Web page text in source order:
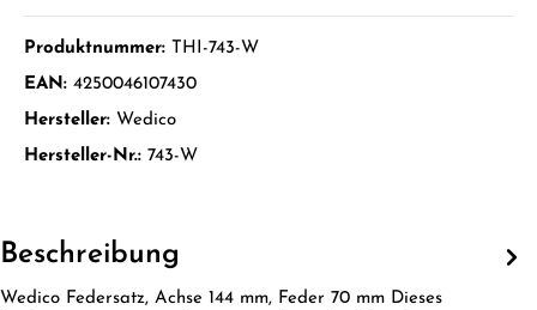
Produktnummer: THI-743-W
EAN: 4250046107430
Hersteller: Wedico
Hersteller-Nr.: 743-W
Beschreibung
Wedico Federsatz, Achse 144 mm, Feder 70 mm Dieses